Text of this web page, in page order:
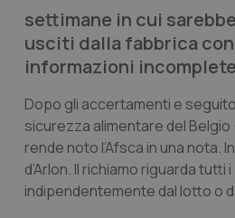
settimane in cui
usciti dalla fabbrica
informazioni
Dopo gli accertamenti e
sicurezza alimentare del
rende noto l’Afsca in una
d’Arlon. Il richiamo riguarda tutti
indipendentemente dal lotto o